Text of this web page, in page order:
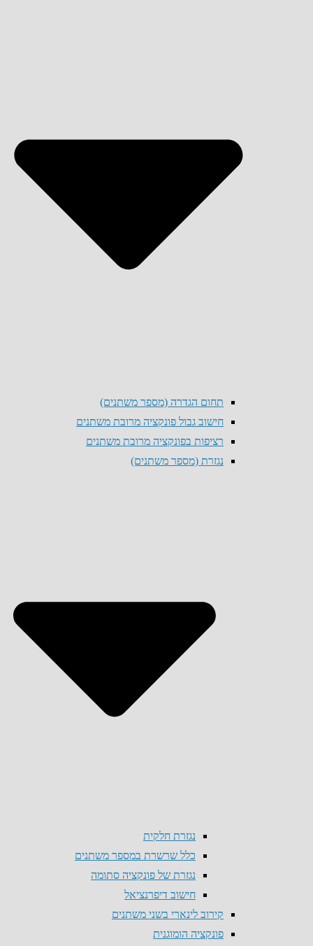
תחום הגדרה (מספר משתנים)
חישוב גבול פונקציה מרובת משתנים
רציפות בפונקציה מרובת משתנים
נגזרת (מספר משתנים)
נגזרת חלקית
כלל שרשרת במספר משתנים
נגזרת של פונקציה סתומה
חישוב דיפרנציאל
קירוב לינארי בשני משתנים
פונקציה הומוגנית